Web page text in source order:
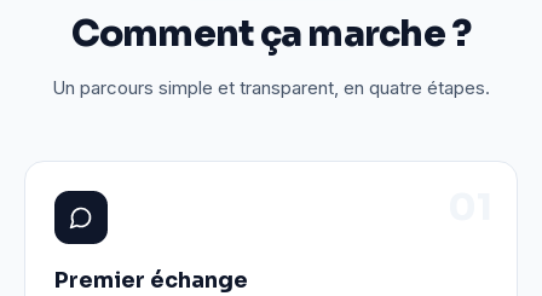
Comment ça marche ?
Un parcours simple et transparent, en quatre étapes.
Premier échange